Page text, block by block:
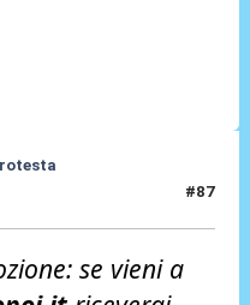
#87
se vieni a